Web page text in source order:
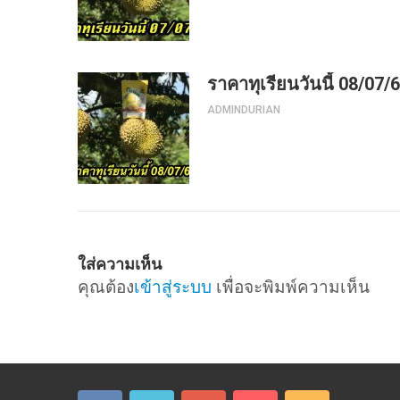
ราคาทุเรียนวันนี้ 08/07/
ADMINDURIAN
ใส่ความเห็น
คุณต้องเข้าสู่ระบบ เพื่อจะพิมพ์ความเห็น